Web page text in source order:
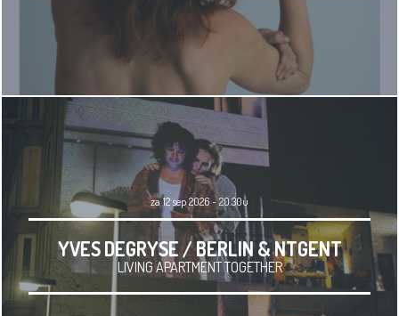
za 12 sep 2026 - 20.30u
YVES DEGRYSE / BERLIN & NTGENT
LIVING APARTMENT TOGETHER